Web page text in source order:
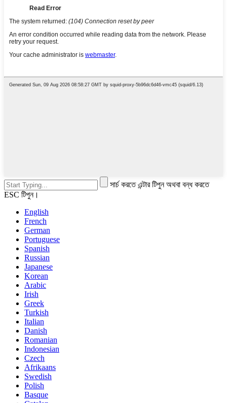
সার্চ করতে এন্টার টিপুন অথবা বন্ধ করতে
ESC টিপুন।
English
French
German
Portuguese
Spanish
Russian
Japanese
Korean
Arabic
Irish
Greek
Turkish
Italian
Danish
Romanian
Indonesian
Czech
Afrikaans
Swedish
Polish
Basque